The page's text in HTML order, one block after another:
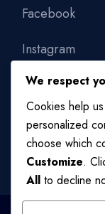
Facebook
Instagram
Linkedin
We respect
Cookies help
personalized
choose which
Customize.
All to decline